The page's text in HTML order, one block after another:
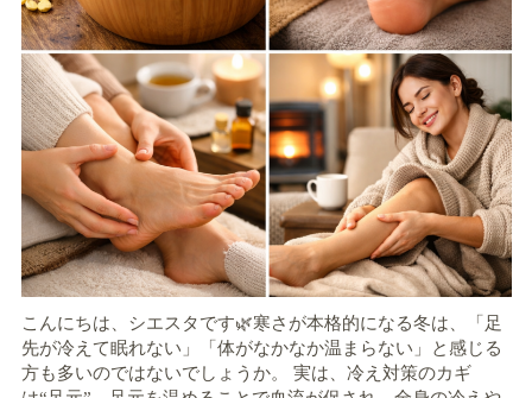
こんにちは、シエスタです🌿寒さが本格的になる冬は、「足
先が冷えて眠れない」「体がなかなか温まらない」と感じる
方も多いのではないでしょうか。 実は、冷え対策のカギ